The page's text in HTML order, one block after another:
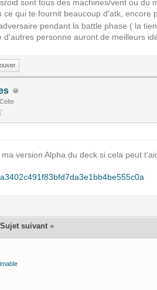
sont tous des machines/vent ou
ce qui te fournit beaucoup d'atk,
pendant la battle phase ( la
d'autres personne auront de meilleurs
version Alpha du deck si cela peut
Sujet suivant»